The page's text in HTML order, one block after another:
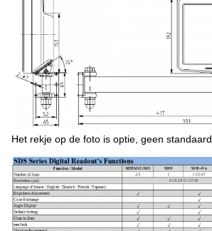
Het rekje op de foto is optie, geen